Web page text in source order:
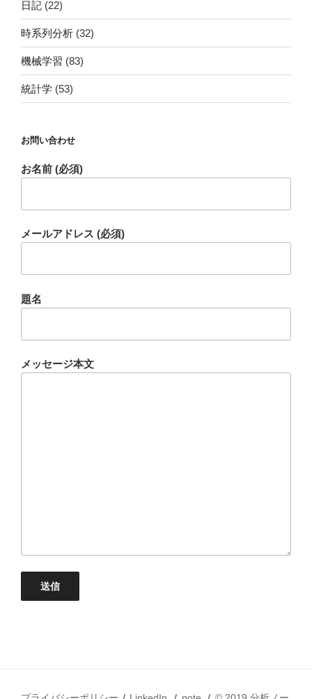
日記 (22)
時系列分析 (32)
機械学習 (83)
統計学 (53)
お問い合わせ
お名前 (必須)
メールアドレス (必須)
題名
メッセージ本文